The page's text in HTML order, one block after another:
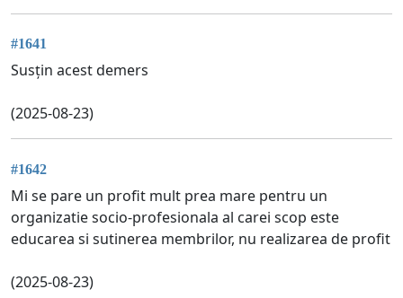
#1641
Susțin acest demers
(2025-08-23)
#1642
Mi se pare un profit mult prea mare pentru un
organizatie socio-profesionala al carei scop este
educarea si sutinerea membrilor, nu realizarea de profit
(2025-08-23)